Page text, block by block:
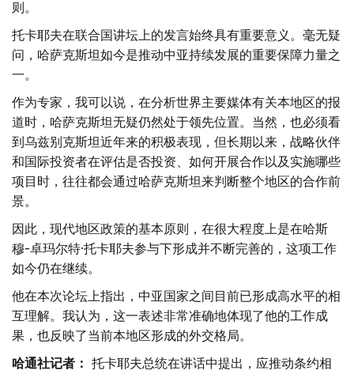
则。
托卡耶夫在联合国讲坛上的发言始终具有重要意义。毫无疑
问，哈萨克斯坦如今是推动中亚持续发展的重要保障力量之
一。
作为专家，我可以说，在分析世界主要媒体有关本地区的报
道时，哈萨克斯坦无疑仍然处于领先位置。当然，也必须看
到乌兹别克斯坦近年来的积极表现，但长期以来，战略伙伴
和国际投资者在评估是否投资、如何开展合作以及实施哪些
项目时，往往都会通过哈萨克斯坦来判断整个地区的合作前
景。
因此，现代地区政策的基本原则，在很大程度上是在哈斯
穆-卓玛尔特·托卡耶夫参与下形成并不断完善的，这项工作
如今仍在继续。
他在本次论坛上指出，中亚国家之间目前已形成高水平的相
互理解。我认为，这一表述非常准确地体现了他的工作成
果，也反映了当前本地区形成的外交格局。
哈通社记者： 托卡耶夫总统在讲话中提出，应推动条约相